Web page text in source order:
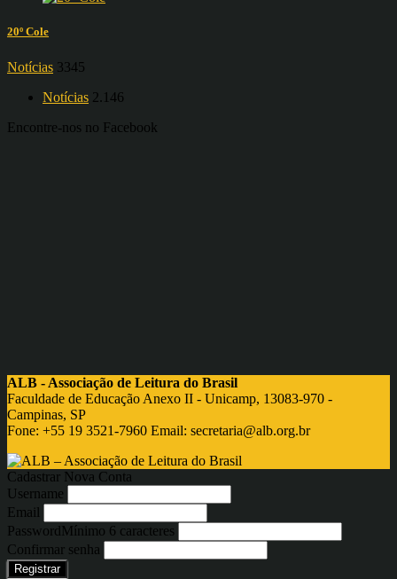
20º Cole
Notícias 3345
Notícias 2.146
Encontre-nos no Facebook
ALB - Associação de Leitura do Brasil
Faculdade de Educação Anexo II - Unicamp, 13083-970 -
Campinas, SP
Fone: +55 19 3521-7960 Email: secretaria@alb.org.br
Cadastrar Nova Conta
Username
Email
PasswordMínimo 6 caracteres
Confirmar senha
Registrar